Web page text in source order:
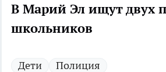
В Марий Эл ищут двух
школьников
Дети Полиция